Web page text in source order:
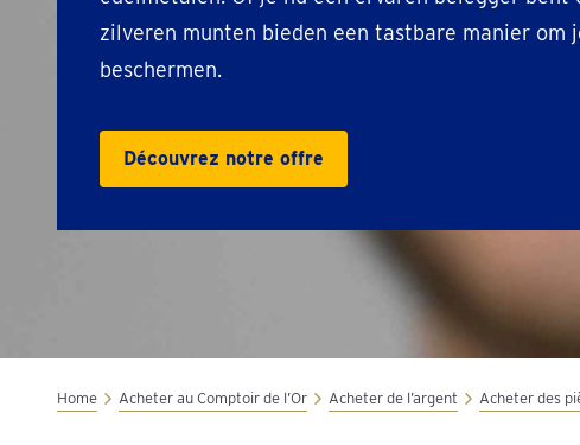
zilveren munten bieden een tastbare manier om
beschermen.
Découvrez notre offre
Home Acheter au Comptoir de l’Or Acheter de l’argent Acheter des